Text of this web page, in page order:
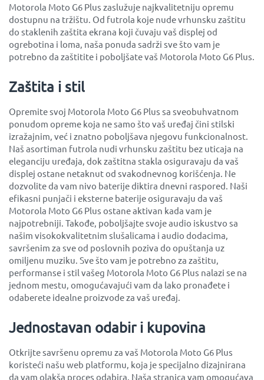
Motorola Moto G6 Plus zaslužuje najkvalitetniju opremu
dostupnu na tržištu. Od futrola koje nude vrhunsku zaštitu
do staklenih zaštita ekrana koji čuvaju vaš displej od
ogrebotina i loma, naša ponuda sadrži sve što vam je
potrebno da zaštitite i poboljšate vaš Motorola Moto G6 Plus.
Zaštita i stil
Opremite svoj Motorola Moto G6 Plus sa sveobuhvatnom
ponudom opreme koja ne samo što vaš uređaj čini stilski
izražajnim, već i znatno poboljšava njegovu funkcionalnost.
Naš asortiman futrola nudi vrhunsku zaštitu bez uticaja na
eleganciju uređaja, dok zaštitna stakla osiguravaju da vaš
displej ostane netaknut od svakodnevnog korišćenja. Ne
dozvolite da vam nivo baterije diktira dnevni raspored. Naši
efikasni punjači i eksterne baterije osiguravaju da vaš
Motorola Moto G6 Plus ostane aktivan kada vam je
najpotrebniji. Takođe, poboljšajte svoje audio iskustvo sa
našim visokokvalitetnim slušalicama i audio dodacima,
savršenim za sve od poslovnih poziva do opuštanja uz
omiljenu muziku. Sve što vam je potrebno za zaštitu,
performanse i stil vašeg Motorola Moto G6 Plus nalazi se na
jednom mestu, omogućavajući vam da lako pronađete i
odaberete idealne proizvode za vaš uređaj.
Jednostavan odabir i kupovina
Otkrijte savršenu opremu za vaš Motorola Moto G6 Plus
koristeći našu web platformu, koja je specijalno dizajnirana
da vam olakša proces odabira. Naša stranica vam omogućava